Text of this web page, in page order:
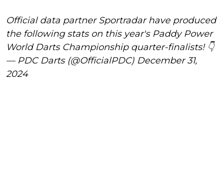
Official data partner Sportradar have produced
the following stats on this year's Paddy Power
World Darts Championship quarter-finalists! 👇
— PDC Darts (@OfficialPDC) December 31,
2024